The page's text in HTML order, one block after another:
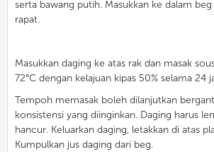
serta bawang putih. Masukkan ke dalam
rapat.
Masukkan daging ke atas rak dan masak
72°C dengan kelajuan kipas 50% selama 24
Tempoh memasak boleh dilanjutkan
konsistensi yang diinginkan. Daging harus
hancur. Keluarkan daging, letakkan di atas
Kumpulkan jus daging dari beg.